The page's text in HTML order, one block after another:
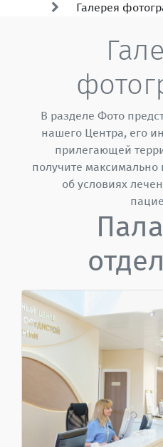
Галерея
В разделе Фото
нашего Центра, его
прилегающей
получите максимально
об условиях